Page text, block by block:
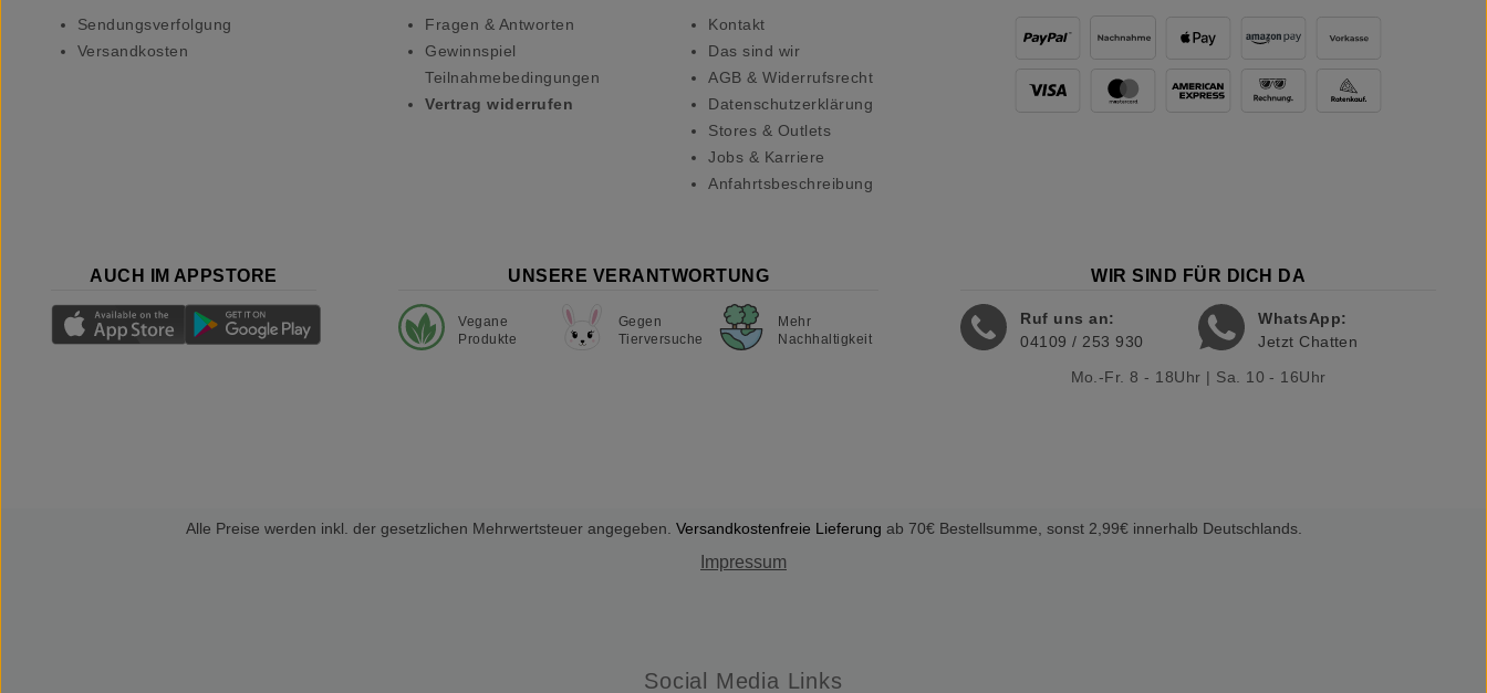
Sendungsverfolgung
Versandkosten
Fragen & Antworten
Gewinnspiel
Teilnahmebedingungen
Vertrag widerrufen
Kontakt
Das sind wir
AGB & Widerrufsrecht
Datenschutzerklärung
Stores & Outlets
Jobs & Karriere
Anfahrtsbeschreibung
AUCH IM APPSTORE UNSERE VERANTWORTUNG
Vegane
Produkte
Gegen
Tierversuche
Mehr
Nachhaltigkeit
WIR SIND FÜR DICH DA
Ruf uns an:
04109 / 253 930
WhatsApp:
Jetzt Chatten
Mo.-Fr. 8 - 18Uhr | Sa. 10 - 16Uhr
Alle Preise werden inkl. der gesetzlichen Mehrwertsteuer angegeben. Versandkostenfreie Lieferung ab 70€ Bestellsumme, sonst 2,99€ innerhalb Deutschlands.
Impressum
Social Media Links